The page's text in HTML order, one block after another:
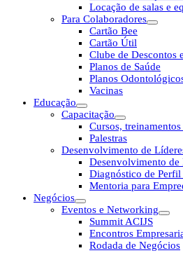
Locação de salas e
Para Colaboradores
Cartão Bee
Cartão Útil
Clube de Descontos
Planos de Saúde
Planos
Vacinas
Educação
Capacitação
Cursos,
Palestras
Desenvolvimento de
Desenvolvimento de
Diagnóstico de
Mentoria para
Negócios
Eventos e Networking
Summit ACIJS
Encontros
Rodada de Negócios